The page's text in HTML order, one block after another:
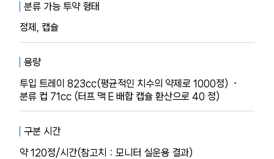
분류 가능 투약 형태
정제, 캡슐
용량
투입 트레이 823cc(평균적인 치수의 약제로 1000정) ・
분류 컵 71cc (터프 맥 E 배합 캡슐 환산으로 40 정)
구분 시간
약 120정/시간(참고치：모니터 실운용 결과)